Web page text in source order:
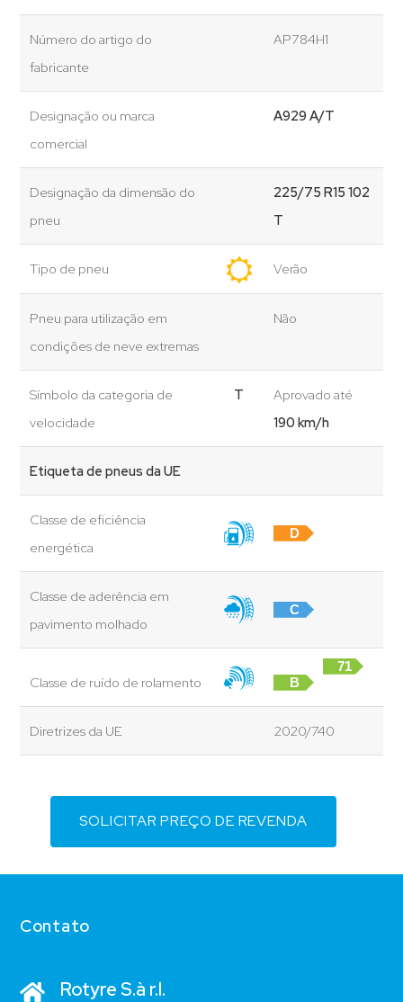
Número do artigo do
fabricante
AP784H1
Designação ou marca
comercial
A929 A/T
Designação da dimensão do
pneu
225/75 R15 102
T
Tipo de pneu Verão
Pneu para utilização em
condições de neve extremas
Não
Símbolo da categoria de
velocidade
T
Aprovado até
190 km/h
Etiqueta de pneus da UE
Classe de eficiência
energética
D
Classe de aderência em
pavimento molhado
C
Classe de ruído de rolamento B
71
Diretrizes da UE 2020/740
SOLICITAR PREÇO DE REVENDA
Contato
Rotyre S.à r.l.